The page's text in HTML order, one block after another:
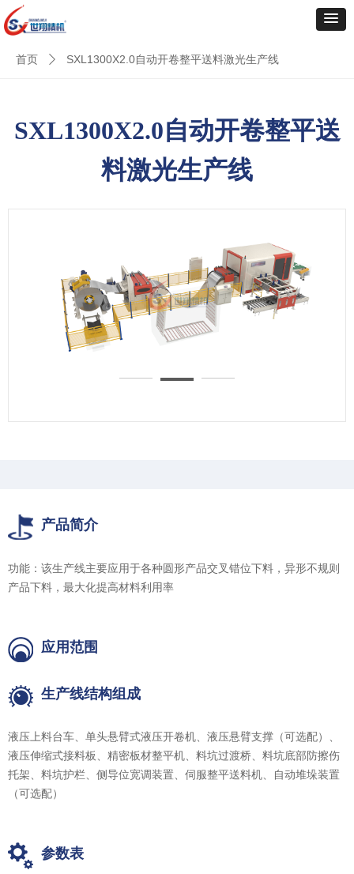
首页 ꄲ SXL1300X2.0自动开卷整平送料激光生产线
产品简介
功能：该生产线主要应用于各种圆形产品交叉错位下料，异形不规则
产品下料，最大化提高材料利用率
应用范围
生产线结构组成
液压上料台车、单头悬臂式液压开卷机、液压悬臂支撑（可选配）、
液压伸缩式接料板、精密板材整平机、料坑过渡桥、料坑底部防擦伤
托架、料坑护栏、侧导位宽调装置、伺服整平送料机、自动堆垛装置
（可选配）
参数表
SXL1300X2.0自动开卷整平送
料激光生产线